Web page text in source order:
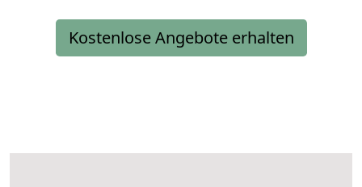
Kostenlose Angebote erhalten